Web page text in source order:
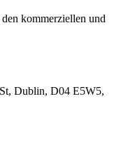
kommerziellen und
Dublin, D04 E5W5,